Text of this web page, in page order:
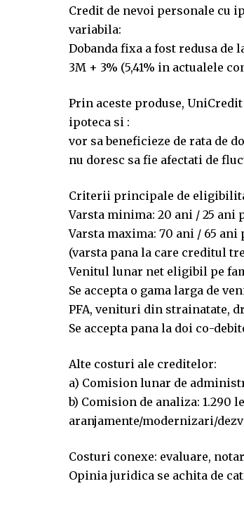
Credit de nevoi personale cu
variabila:
Dobanda fixa a fost redusa de
3M + 3% (5,41% in actualele
Prin aceste produse,
ipoteca si :
vor sa beneficieze de rata de
nu doresc sa fie afectati de
Criterii principale de
Varsta minima: 20 ani / 25 ani
Varsta maxima: 70 ani / 65
(varsta pana la care creditul
Venitul lunar net eligibil pe
Se accepta o gama larga de
PFA, venituri din strainatate,
Se accepta pana la doi co-
Alte costuri ale creditelor:
a) Comision lunar de
b) Comision de analiza:
aranjamente/modernizari/
Costuri conexe: evaluare,
Opinia juridica se achita de